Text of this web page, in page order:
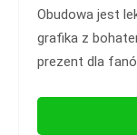
Obudowa jest
grafika z
prezent dla